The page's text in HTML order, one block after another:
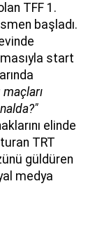
TFF 1.
başladı.
start
maçları
elinde
TRT
güldüren
medya